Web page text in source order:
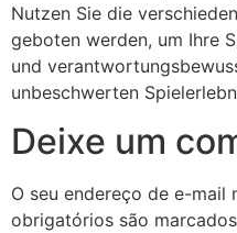
Nutzen Sie die
geboten werden, um Ihre
und
unbeschwerten
Deixe um
O seu endereço de e-mail
obrigatórios são